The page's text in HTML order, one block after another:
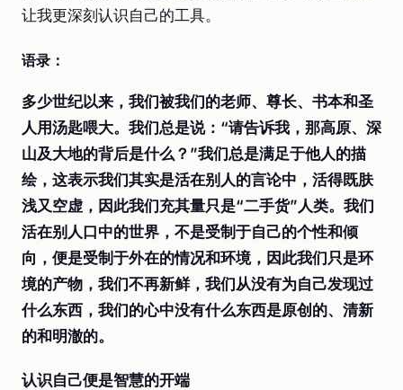
让我更深刻认识自己的工具。
语录：
多少世纪以来，我们被我们的老师、尊长、书本和圣
人用汤匙喂大。我们总是说：“请告诉我，那高原、深
山及大地的背后是什么？”我们总是满足于他人的描
绘，这表示我们其实是活在别人的言论中，活得既肤
浅又空虚，因此我们充其量只是“二手货”人类。我们
活在别人口中的世界，不是受制于自己的个性和倾
向，便是受制于外在的情况和环境，因此我们只是环
境的产物，我们不再新鲜，我们从没有为自己发现过
什么东西，我们的心中没有什么东西是原创的、清新
的和明澈的。
认识自己便是智慧的开端